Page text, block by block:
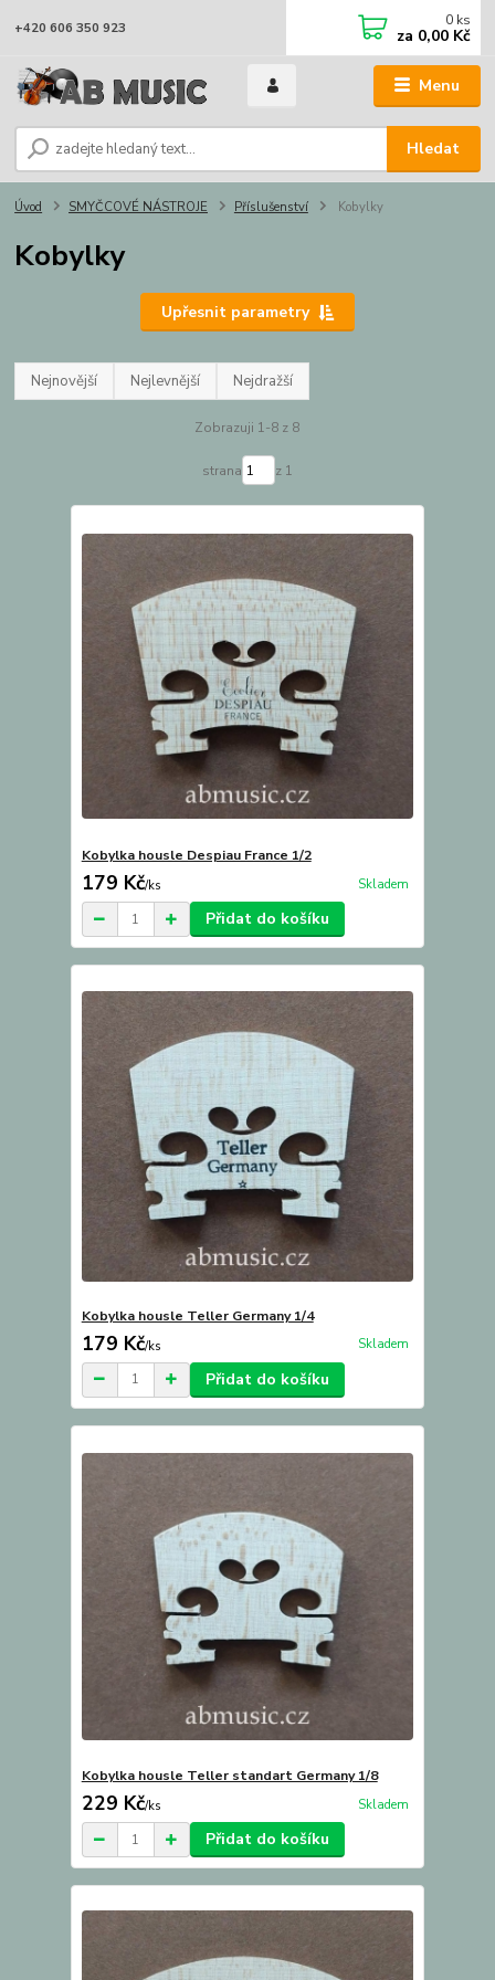
Menu
Hledat
+420 606 350 923 0 ks
za 0,00 Kč
Úvod SMYČCOVÉ NÁSTROJE Příslušenství Kobylky
Kobylky
Upřesnit parametry
Nejnovější Nejlevnější Nejdražší
Zobrazuji 1-8 z 8
strana z 1
Kobylka housle Despiau France 1/2
179 Kč/ks Skladem
Přidat do košíku
Kobylka housle Teller Germany 1/4
179 Kč/ks Skladem
Přidat do košíku
Kobylka housle Teller standart Germany 1/8
229 Kč/ks Skladem
Přidat do košíku